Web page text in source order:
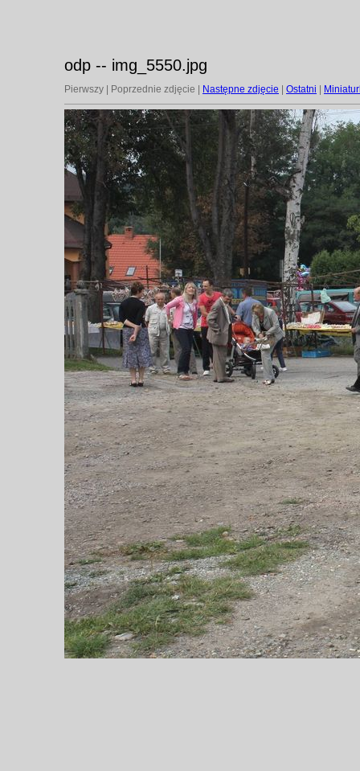
odp -- img_5550.jpg
Pierwszy | Poprzednie zdjęcie | Następne zdjęcie Ostatni